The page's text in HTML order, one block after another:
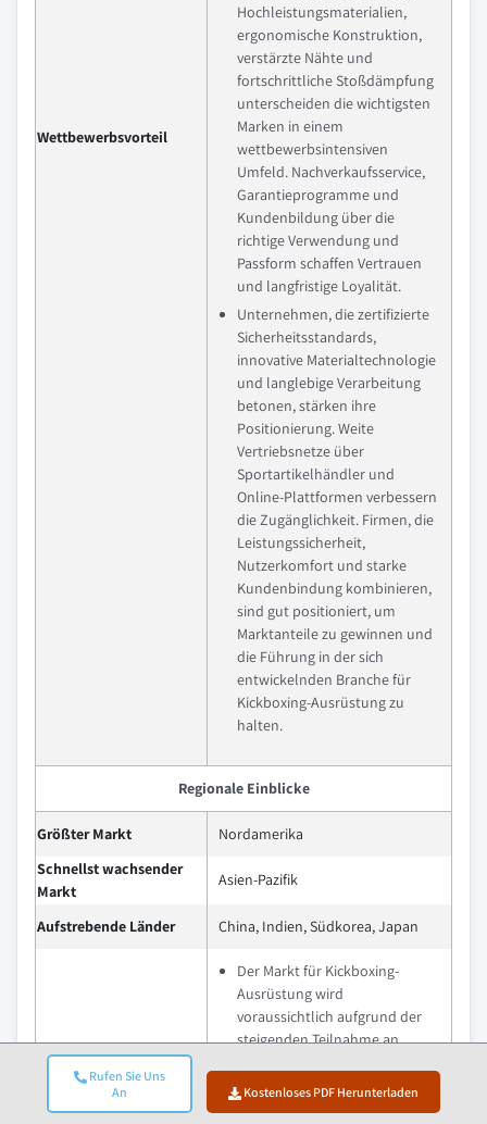
Rufen Sie Uns
An
Kostenloses PDF Herunterladen
Wettbewerbsvorteil
Hochleistungsmaterialien,
ergonomische Konstruktion,
verstärzte Nähte und
fortschrittliche Stoßdämpfung
unterscheiden die wichtigsten
Marken in einem
wettbewerbsintensiven
Umfeld. Nachverkaufsservice,
Garantieprogramme und
Kundenbildung über die
richtige Verwendung und
Passform schaffen Vertrauen
und langfristige Loyalität.
Unternehmen, die zertifizierte
Sicherheitsstandards,
innovative Materialtechnologie
und langlebige Verarbeitung
betonen, stärken ihre
Positionierung. Weite
Vertriebsnetze über
Sportartikelhändler und
Online-Plattformen verbessern
die Zugänglichkeit. Firmen, die
Leistungssicherheit,
Nutzerkomfort und starke
Kundenbindung kombinieren,
sind gut positioniert, um
Marktanteile zu gewinnen und
die Führung in der sich
entwickelnden Branche für
Kickboxing-Ausrüstung zu
halten.
Regionale Einblicke
Größter Markt
Nordamerika
Schnellst wachsender
Markt
Asien-Pazifik
Aufstrebende Länder China, Indien, Südkorea, Japan
Der Markt für Kickboxing-
Ausrüstung wird
voraussichtlich aufgrund der
steigenden Teilnahme an
Training weltweit stetig